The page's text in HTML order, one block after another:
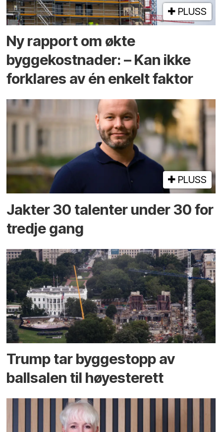
PLUSS
Ny rapport om økte
byggekostnader: – Kan ikke
forklares av én enkelt faktor
PLUSS
Jakter 30 talenter under 30 for
tredje gang
Trump tar byggestopp av
ballsalen til høyesterett